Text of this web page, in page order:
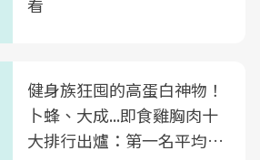
健身族狂囤的高蛋白神物！
卜蜂、大成...即食雞胸肉十
大排行出爐：第一名平均一